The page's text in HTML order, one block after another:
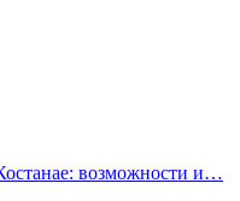
возможности и…